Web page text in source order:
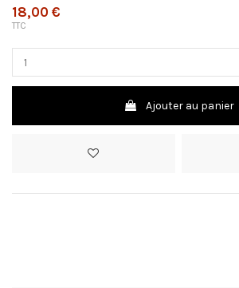
18,00 €
TTC
Ajouter au panier